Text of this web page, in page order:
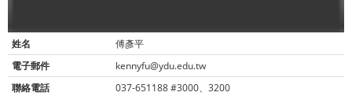
姓名
傅彥平
電子郵件
kennyfu@ydu.edu.tw
聯絡電話
037-651188 #3000、3200